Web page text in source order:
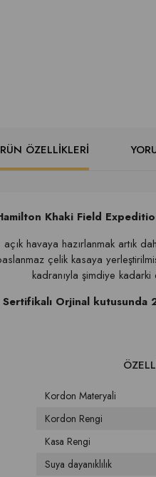
ÖZELLIKLERI
Khaki Field
havaya hazırlanmak
çelik kasaya
kadranıyla şimdiye
Sertifikalı Orjinal kutusunda
Kordon Materyali
Kordon Rengi
Kasa Rengi
Suya dayanıklılık